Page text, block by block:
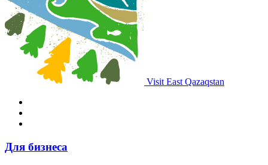
Visit East Qazaqstan
Для бизнеса